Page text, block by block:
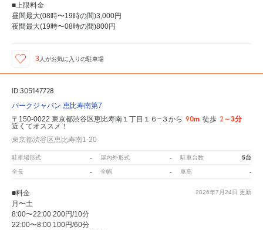
■上限料金
昼間最大(08時〜19時の間)3,000円
夜間最大(19時〜08時の間)800円
3人がお気に入りの駐車場
ID:305147728
パークジャパン 恵比寿南第7
〒150-0022 東京都渋谷区恵比寿南１丁目１６−３から 90m 徒歩 2～3分
近くてオススメ！
東京都渋谷区恵比寿南1-20
駐車場形式 - 屋内外形式 - 駐車台数 5台
全長 - 全幅 - 車高 -
2026年7月24日 更新
■料金
月〜土
8:00〜22:00 200円/10分
22:00〜8:00 100円/60分